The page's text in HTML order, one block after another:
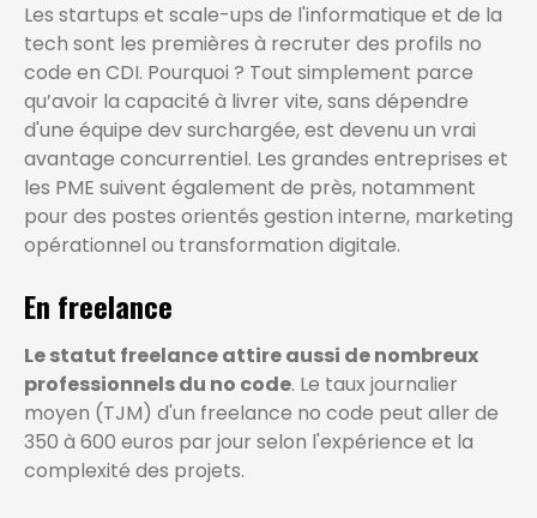
Les startups et scale-ups de l'informatique et de la
tech sont les premières à recruter des profils no
code en CDI. Pourquoi ? Tout simplement parce
qu’avoir la capacité à livrer vite, sans dépendre
d'une équipe dev surchargée, est devenu un vrai
avantage concurrentiel. Les grandes entreprises et
les PME suivent également de près, notamment
pour des postes orientés gestion interne, marketing
opérationnel ou transformation digitale.
En freelance
Le statut freelance attire aussi de nombreux
professionnels du no code. Le taux journalier
moyen (TJM) d'un freelance no code peut aller de
350 à 600 euros par jour selon l'expérience et la
complexité des projets.